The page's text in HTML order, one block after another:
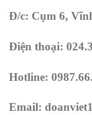
Đ/c: Cụm 6,
Điện thoại:
Hotline:
Email: